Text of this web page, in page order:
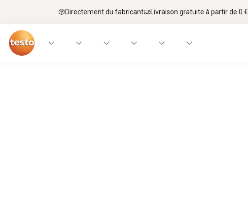
Directement du fabricant Livraison gratuite à partir de 0 €